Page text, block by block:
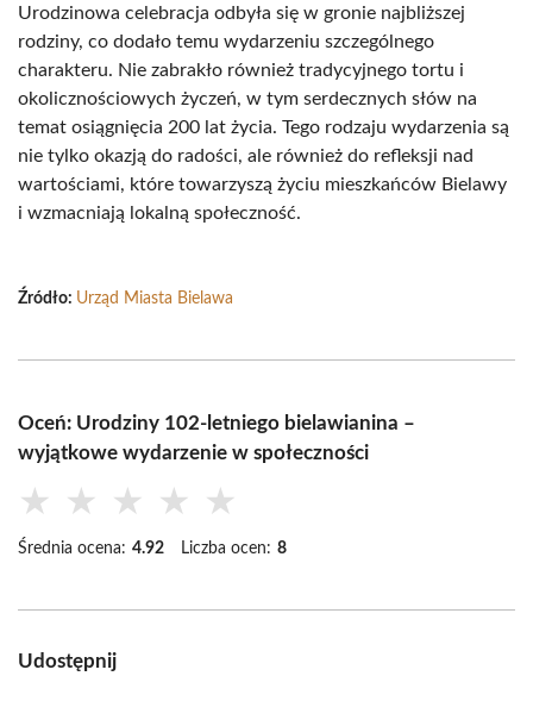
Urodzinowa celebracja odbyła się w gronie najbliższej
rodziny, co dodało temu wydarzeniu szczególnego
charakteru. Nie zabrakło również tradycyjnego tortu i
okolicznościowych życzeń, w tym serdecznych słów na
temat osiągnięcia 200 lat życia. Tego rodzaju wydarzenia są
nie tylko okazją do radości, ale również do refleksji nad
wartościami, które towarzyszą życiu mieszkańców Bielawy
i wzmacniają lokalną społeczność.
Źródło: Urząd Miasta Bielawa
Oceń: Urodziny 102-letniego bielawianina –
wyjątkowe wydarzenie w społeczności
★ ★ ★ ★ ★
Średnia ocena: 4.92 Liczba ocen: 8
Udostępnij